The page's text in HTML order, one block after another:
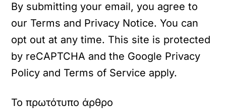
By submitting your email, you agree to
our Terms and Privacy Notice. You can
opt out at any time. This site is protected
by reCAPTCHA and the Google Privacy
Policy and Terms of Service apply.
Το πρωτότυπο άρθρο